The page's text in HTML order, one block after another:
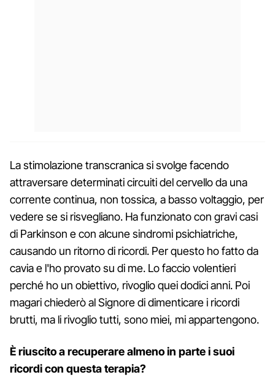
La stimolazione transcranica si svolge facendo
attraversare determinati circuiti del cervello da una
corrente continua, non tossica, a basso voltaggio, per
vedere se si risvegliano. Ha funzionato con gravi casi
di Parkinson e con alcune sindromi psichiatriche,
causando un ritorno di ricordi. Per questo ho fatto da
cavia e l'ho provato su di me. Lo faccio volentieri
perché ho un obiettivo, rivoglio quei dodici anni. Poi
magari chiederò al Signore di dimenticare i ricordi
brutti, ma li rivoglio tutti, sono miei, mi appartengono.
È riuscito a recuperare almeno in parte i suoi
ricordi con questa terapia?